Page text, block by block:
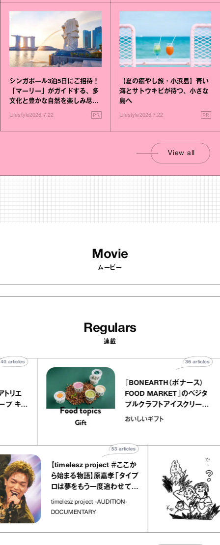
シンガポール3泊5日にご招待！
「マーリー」がガイドする、多
文化と豊かな自然を楽しみ尽く
Lifestyle2026.7.22 PR
【夏の癒やし旅・小浜島】青い
海とサトウキビが待つ、小さな
島へ
Lifestyle2026.7.22 PR
View all
Movie
ムービー
Regulars
連載
ー アトリエ
クレープ キャ
40
『BONEARTH（ボナース
FOOD MARKET』のベ
ブルクラフトアイスクリ
｜真野知子の「おいしい
おいしいギフト
36
【timelesz project ＃ここか
ら始まる物語】原嘉孝「タイプ
ロは夢をもう一度追わせてく
れた場所」
timelesz project -AUDITION-
DOCUMENTARY
articles